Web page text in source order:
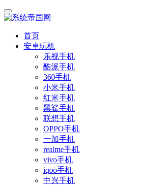
首页
安卓玩机
乐视手机
酷派手机
360手机
小米手机
红米手机
黑鲨手机
联想手机
OPPO手机
一加手机
realme手机
vivo手机
iqoo手机
中兴手机